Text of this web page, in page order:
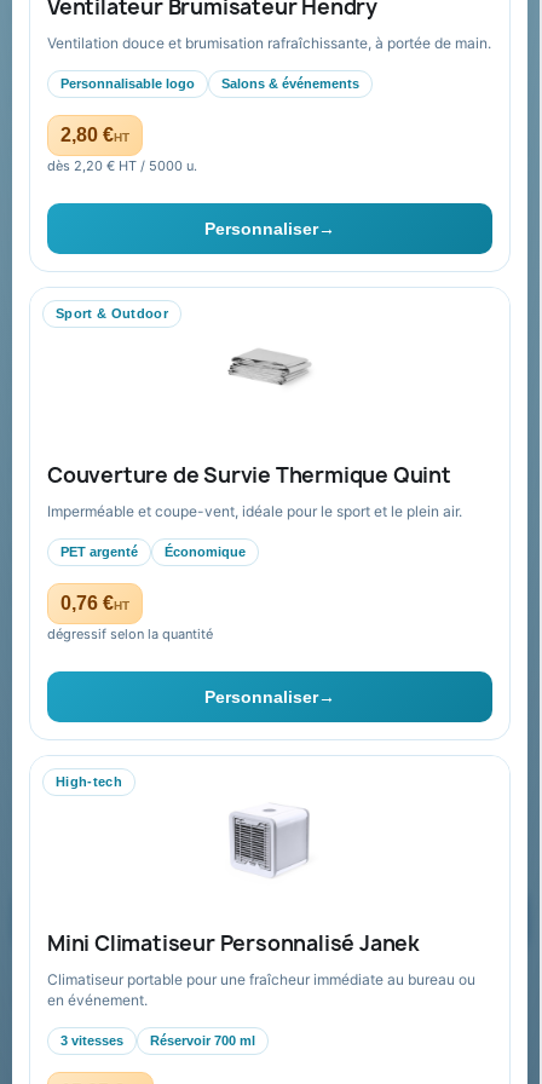
Ventilateur Brumisateur Hendry
Ventilation douce et brumisation rafraîchissante, à portée de main.
Personnalisable logo Salons & événements
2,80 €HT
dès 2,20 € HT / 5000 u.
Personnaliser→
Sport & Outdoor
Couverture de Survie Thermique Quint
Imperméable et coupe-vent, idéale pour le sport et le plein air.
PET argenté Économique
0,76 €HT
dégressif selon la quantité
Personnaliser→
High-tech
Mini Climatiseur Personnalisé Janek
Climatiseur portable pour une fraîcheur immédiate au bureau ou
en événement.
3 vitesses Réservoir 700 ml
Nouveautés
Catalogue goodies
Cadeaux de fin d’année
À propos
Nos expertises &
accompagnement global
Ils nous ont fait confiance
Livraison
Nous contacter
FAQ sur Promenoch Goodies Pub France
Conditions de retour
Paiement sécurisé
Plan du site
Contact & devis
06 09 53 17 41
WhatsApp
equipe@promenoch-goodies.com
Recevez nos offres spéciales